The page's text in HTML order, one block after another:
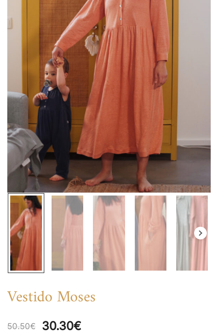
Vestido Moses
50.50€
Original
30.30€Current